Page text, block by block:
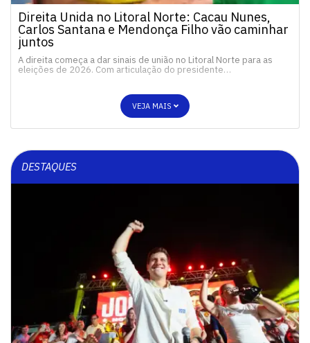
Direita Unida no Litoral Norte: Cacau Nunes,
Carlos Santana e Mendonça Filho vão caminhar
juntos
A direita começa a dar sinais de união no Litoral Norte para as
eleições de 2026. Com articulação do presidente…
VEJA MAIS
DESTAQUES